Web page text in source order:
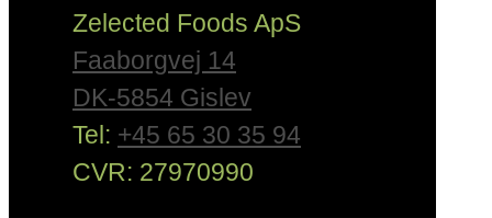
Zelected Foods ApS
Faaborgvej 14
DK-5854 Gislev
Tel: +45 65 30 35 94
CVR: 27970990